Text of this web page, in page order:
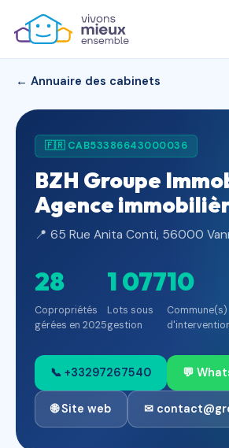
← Annuaire des cabinets
🇫🇷 CAB53386643000036
BZH Groupe
Agence
📍 65 Rue Anita Conti, 56000
28
Copropriétés
gérées en 2025
1 077
Lots sous
gestion
10
Commune(s)
📞 +33297267540 💬
🌐 Site web ✉